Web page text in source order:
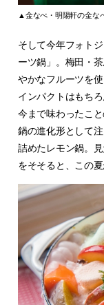
▲金なべ・明陽軒の金な
そして今年フォト
ーツ鍋」。梅田・
やかなフルーツを
インパクトはもち
今まで味わったこ
鍋の進化形として
詰めたレモン鍋。
をそそると、この